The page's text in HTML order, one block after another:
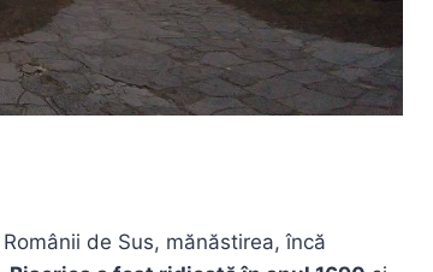
de Sus, mănăstirea, încă